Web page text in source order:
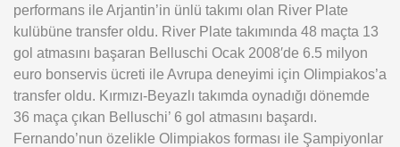
performans ile Arjantin’in ünlü takımı olan River Plate
kulübüne transfer oldu. River Plate takımında 48 maçta 13
gol atmasını başaran Belluschi Ocak 2008′de 6.5 milyon
euro bonservis ücreti ile Avrupa deneyimi için Olimpiakos’a
transfer oldu. Kırmızı-Beyazlı takımda oynadığı dönemde
36 maça çıkan Belluschi’ 6 gol atmasını başardı.
Fernando’nun özelikle Olimpiakos forması ile Şampiyonlar